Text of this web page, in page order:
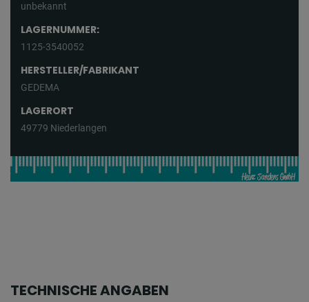
unbekannt
LAGERNUMMER:
1125-3540052
HERSTELLER/FABRIKANT
GEDEMA
LAGERORT
49779 Niederlangen
TECHNISCHE ANGABEN